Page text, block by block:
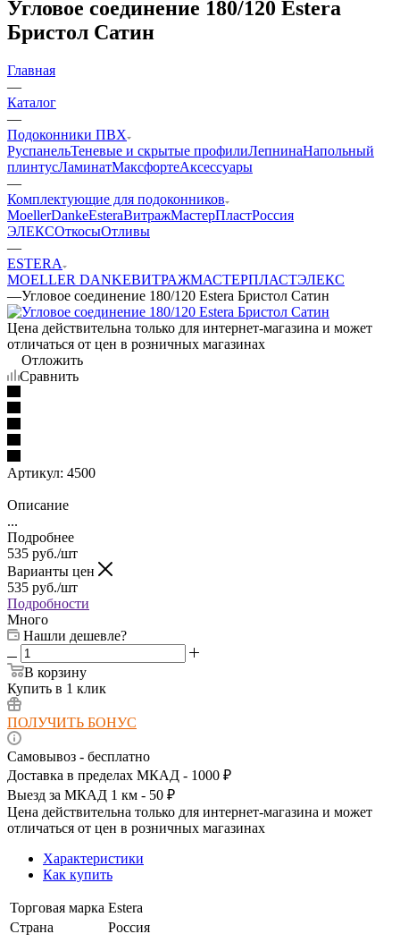
Угловое соединение 180/120 Estera
Бристол Сатин
Главная
—
Каталог
—
Подоконники ПВХ
РуспанельТеневые и скрытые профилиЛепнинаНапольный
плинтусЛаминатМаксфортеАксессуары
—
Комплектующие для подоконников
MoellerDankeEsteraВитражМастерПластРоссия
ЭЛЕКСОткосыОтливы
—
ESTERA
MOELLER DANKEВИТРАЖМАСТЕРПЛАСТЭЛЕКС
—Угловое соединение 180/120 Estera Бристол Сатин
Цена действительна только для интернет-магазина и может
отличаться от цен в розничных магазинах
Отложить
Сравнить
Артикул: 4500
Описание
...
Подробнее
535 руб./шт
Варианты цен
535 руб./шт
Подробности
Много
Нашли дешевле?
В корзину
Купить в 1 клик
ПОЛУЧИТЬ БОНУС
Самовывоз - бесплатно
Доставка в пределах МКАД - 1000 ₽
Выезд за МКАД 1 км - 50 ₽
Цена действительна только для интернет-магазина и может
отличаться от цен в розничных магазинах
Характеристики
Как купить
Торговая марка Estera
Страна
Россия